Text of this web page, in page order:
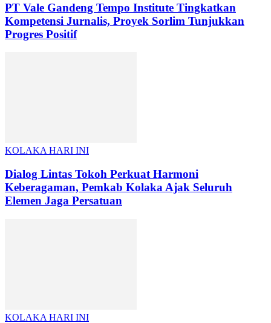
PT Vale Gandeng Tempo Institute Tingkatkan
Kompetensi Jurnalis, Proyek Sorlim Tunjukkan
Progres Positif
KOLAKA HARI INI
Dialog Lintas Tokoh Perkuat Harmoni
Keberagaman, Pemkab Kolaka Ajak Seluruh
Elemen Jaga Persatuan
KOLAKA HARI INI